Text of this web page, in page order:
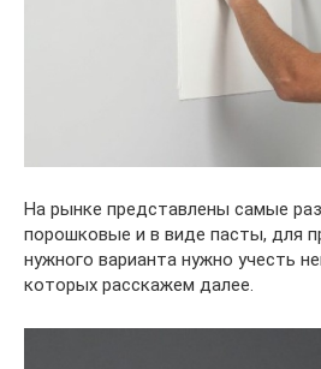
На рынке представлены самые
порошковые и в виде пасты, для
нужного варианта нужно учесть
которых расскажем далее.